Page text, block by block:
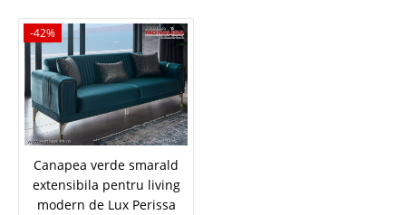
Canapele de Lux moderne chesterfield extensibile sau fixe si fotolii catifea
crem – picioare auriu – Dolce Stilul New Chester al canapelelor Dolce de
lux reinventeaza fabulosul stil chesterfield recunoscut in intreaga lume
pentru eleganta si finetea sa. ..
Pret Redus
-42%
Canapea verde smarald
extensibila pentru living
modern de Lux Perissa